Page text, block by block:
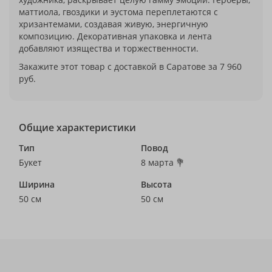
маттиола, гвоздики и эустома переплетаются с
хризантемами, создавая живую, энергичную
композицию. Декоративная упаковка и лента
добавляют изящества и торжественности.
Закажите этот товар с доставкой в Саратове за 7 960
руб.
Общие характеристики
Тип
Букет
Повод
8 марта 💐
Ширина
50 см
Высота
50 см